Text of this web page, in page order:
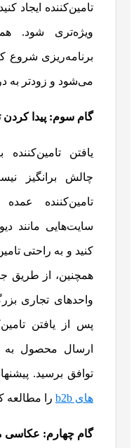
تامین‌کننده ایجاد
ویژه‌تری شود.
برنامه‌ریزی
می‌شود و زودتر به
گام سوم: پیدا کردن
یافتن
چالش برانگیز
تامین‌کننده
سایت‌هایی مانند
کنید و به راحتی
همچنین، از طریق
واحدهای تجاری
پس از یافتن
ارسال محصول به
توافق برسید.
های b2b را مطالعه
گام چهارم: عکاسی